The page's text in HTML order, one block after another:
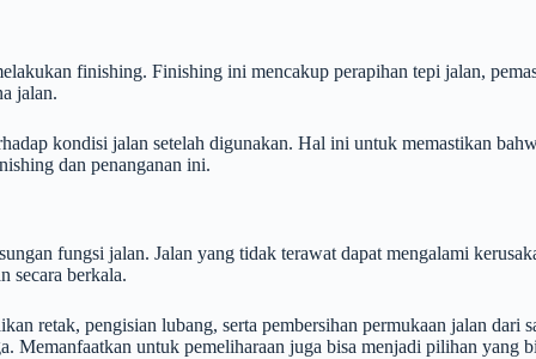
finishing. Finishing ini mencakup perapihan tepi jalan,
jalan.
kondisi jalan setelah digunakan. Hal ini untuk memastikan
dan penanganan ini.
fungsi jalan. Jalan yang tidak terawat dapat mengalami
secara berkala.
retak, pengisian lubang, serta pembersihan permukaan jalan
Memanfaatkan untuk pemeliharaan juga bisa menjadi pilihan yang